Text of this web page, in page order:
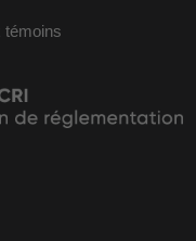
témoins